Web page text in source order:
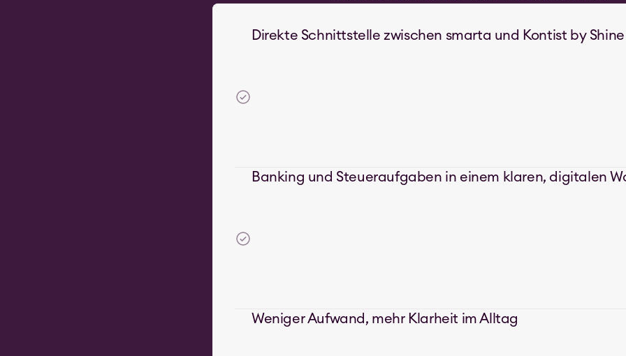
Direkte Schnittstelle zwischen smarta und Kontist by Shine
Banking und Steueraufgaben in einem klaren, digitalen
Weniger Aufwand, mehr Klarheit im Alltag